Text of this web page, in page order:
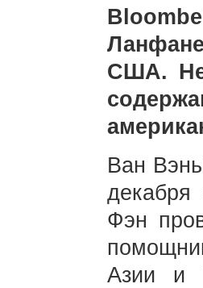
США. Не
Ван
Фэн
Азии и